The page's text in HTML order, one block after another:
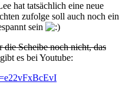
hat tatsächlich eine neue
zufolge soll auch noch ein
sein
Scheibe noch nicht, das
es bei Youtube: